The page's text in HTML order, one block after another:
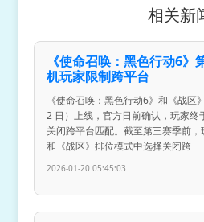
相关新
《使命召唤：黑色行动6》
机玩家限制跨平台
《使命召唤：黑色行动6》和《战区
2 日）上线，官方日前确认，玩家终
关闭跨平台匹配。截至第三赛季前
和《战区》排位模式中选择关闭跨
2026-01-20 05:45:03